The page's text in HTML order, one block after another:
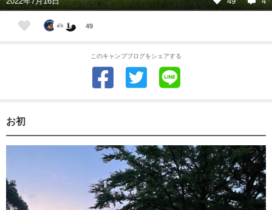
49
このキャンプブログをシェアする
お初